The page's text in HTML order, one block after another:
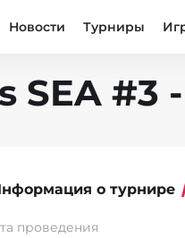
Новости Турниры
SEA
о турнире
проведения